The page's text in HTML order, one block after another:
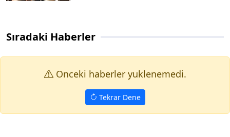
Sıradaki Haberler
Onceki haberler yuklenemedi.
Tekrar Dene